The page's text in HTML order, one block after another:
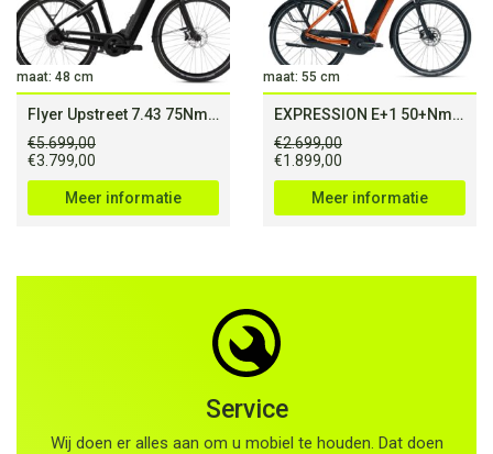
maat: 48 cm
Flyer Upstreet 7.43 75Nm (750Wh) Dames monotube Zwart 48cm M 2026
€5.699,00
Oorspronkelijke
prijs
€5.699,00.
€3.799,00
prijs
is:
€3.799,00.
Meer informatie
maat: 55 cm
EXPRESSION E+1 50+Nm (500Wh)
€2.699,00
Oorspronkelijke
prijs
€2.699,00.
€1.899,00
prijs
is:
€1.899,00.
Meer informatie
Service
Wij doen er alles aan om u mobiel te houden. Dat doen